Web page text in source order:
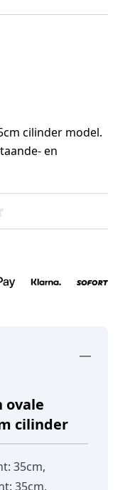
cilinder model.
en
ovale
cilinder
35cm,
35cm,